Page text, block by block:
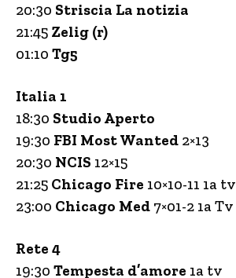
20:30 Striscia La notizia
21:45 Zelig (r)
01:10 Tg5
Italia 1
18:30 Studio Aperto
19:30 FBI Most Wanted 2×13
20:30 NCIS 12×15
21:25 Chicago Fire 10×10-11 1a tv
23:00 Chicago Med 7×01-2 1a Tv
Rete 4
19:30 Tempesta d’amore 1a tv